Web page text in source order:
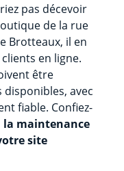
pas décevoir
de la rue
Brotteaux, il en
en ligne.
être
avec
fiable. Confiez-
la maintenance
site